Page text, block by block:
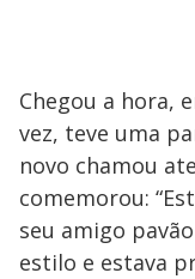
Chegou a hora,
vez, teve uma
novo chamou
comemorou:
seu amigo
estilo e estava